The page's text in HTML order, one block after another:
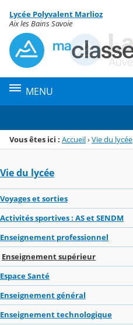
Menu de la rubrique
Contenu
Lycée Polyvalent Marlioz
Aix les Bains Savoie
MENU
Vous êtes ici : Accueil›Vie du lycée
Vie du lycée
Voyages et sorties
Activités sportives : AS et SENDM
Enseignement professionnel
Enseignement supérieur
Espace Santé
Enseignement général
Enseignement technologique